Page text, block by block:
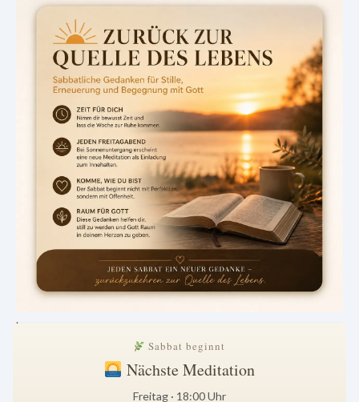
.
Sabbat beginnt
Nächste Meditation
Freitag · 18:00 Uhr